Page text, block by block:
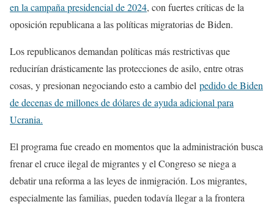
en la campaña presidencial de 2024, con fuertes críticas de la
oposición republicana a las políticas migratorias de Biden.
Los republicanos demandan políticas más restrictivas que
reducirían drásticamente las protecciones de asilo, entre otras
cosas, y presionan negociando esto a cambio del pedido de Biden
de decenas de millones de dólares de ayuda adicional para
Ucrania.
El programa fue creado en momentos que la administración busca
frenar el cruce ilegal de migrantes y el Congreso se niega a
debatir una reforma a las leyes de inmigración. Los migrantes,
especialmente las familias, pueden todavía llegar a la frontera